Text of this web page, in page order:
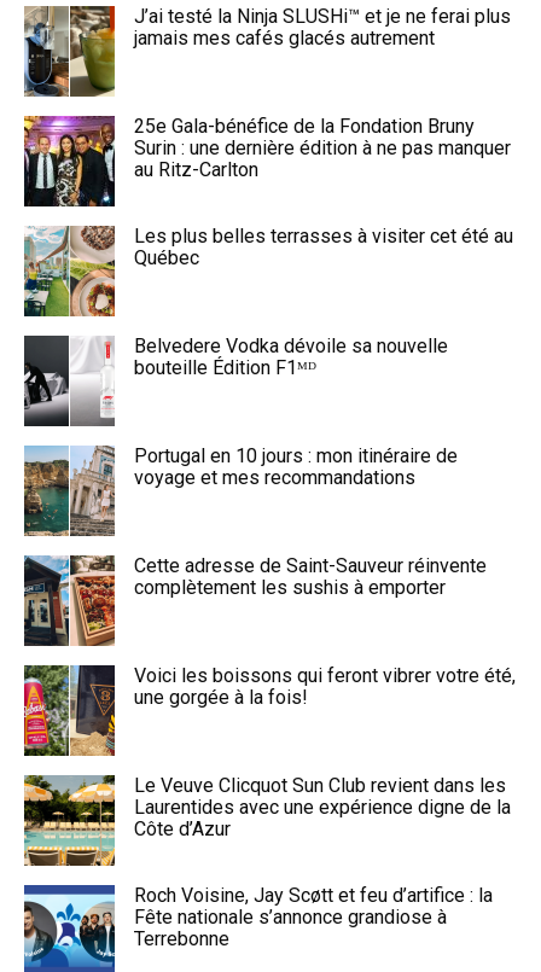
J’ai testé la Ninja SLUSHi™ et je ne ferai plus
jamais mes cafés glacés autrement
25e Gala-bénéfice de la Fondation Bruny
Surin : une dernière édition à ne pas manquer
au Ritz-Carlton
Les plus belles terrasses à visiter cet été au
Québec
Belvedere Vodka dévoile sa nouvelle
bouteille Édition F1ᴹᴰ
Portugal en 10 jours : mon itinéraire de
voyage et mes recommandations
Cette adresse de Saint-Sauveur réinvente
complètement les sushis à emporter
Voici les boissons qui feront vibrer votre été,
une gorgée à la fois!
Le Veuve Clicquot Sun Club revient dans les
Laurentides avec une expérience digne de la
Côte d’Azur
Roch Voisine, Jay Scøtt et feu d’artifice : la
Fête nationale s’annonce grandiose à
Terrebonne